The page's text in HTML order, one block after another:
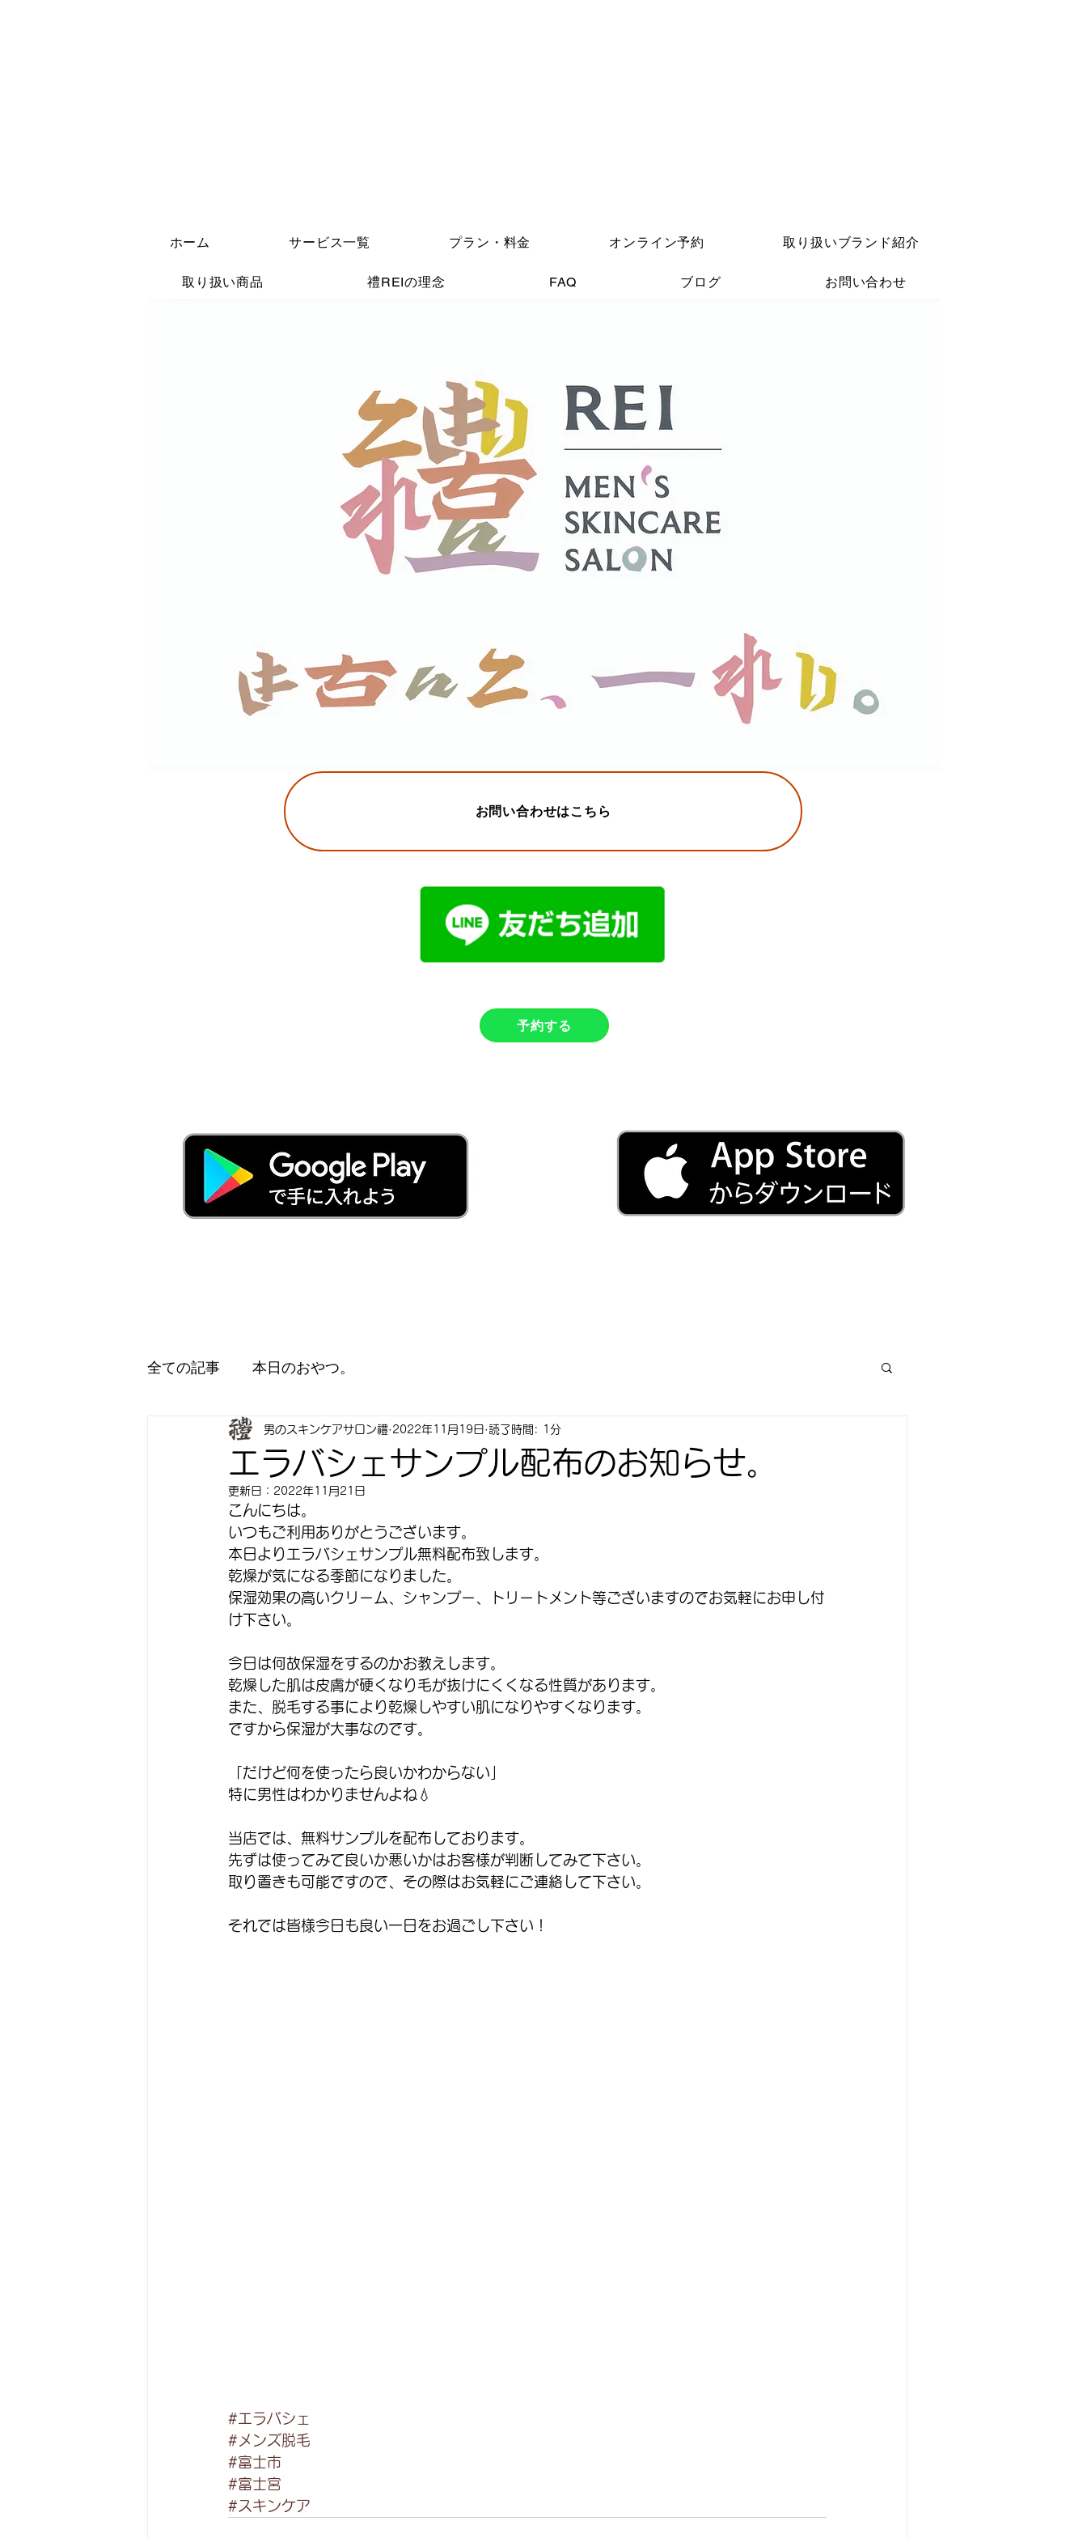
ホーム サービス一覧 プラン・料金 オンライン予約 取り扱いブランド紹介
取り扱い商品 禮REIの理念 FAQ ブログ お問い合わせ
お問い合わせはこちら
予約する
全ての記事 本日のおやつ。
エラバシェサンプル配布のお知らせ。
男のスキンケアサロン禮 2022年11月19日 読了時間: 1分
更新日： 2022年11月21日
こんにちは。
いつもご利用ありがとうございます。
本日よりエラバシェサンプル無料配布致します。
乾燥が気になる季節になりました。
保湿効果の高いクリーム、シャンプー、トリートメント等ございますのでお気軽にお申し付
け下さい。
今日は何故保湿をするのかお教えします。
乾燥した肌は皮膚が硬くなり毛が抜けにくくなる性質があります。
また、脱毛する事により乾燥しやすい肌になりやすくなります。
ですから保湿が大事なのです。
「だけど何を使ったら良いかわからない」
特に男性はわかりませんよね💧
当店では、無料サンプルを配布しております。
先ずは使ってみて良いか悪いかはお客様が判断してみて下さい。
取り置きも可能ですので、その際はお気軽にご連絡して下さい。
それでは皆様今日も良い一日をお過ごし下さい！
#エラバシェ
#メンズ脱毛
#富士市
#富士宮
#スキンケア